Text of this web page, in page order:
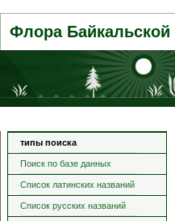
Флора Байкальской
типы поиска
Поиск по базе данных
Список латинских названий
Список русских названий